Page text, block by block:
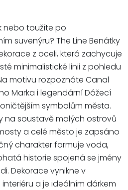
nebo toužíte po
suvenýru? The Line Benátky
z oceli, která zachycuje
minimalistické linii z pohledu
motivu rozpoznáte Canal
Marka i legendární Dóžecí
symbolům města.
na soustavě malých ostrovů
a celé město je zapsáno
charakter formuje voda,
historie spojená se jmény
Dekorace vynikne v
a je ideálním dárkem